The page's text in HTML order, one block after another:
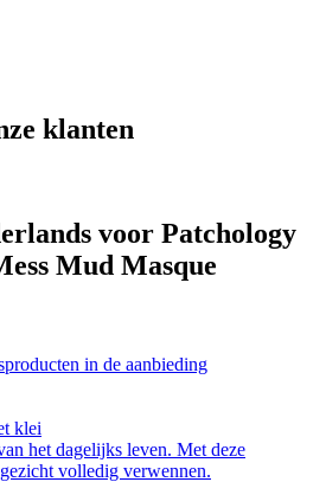
klanten
voor Patchology
Mud Masque
in de aanbieding
klei
het dagelijks leven. Met deze
volledig verwennen.